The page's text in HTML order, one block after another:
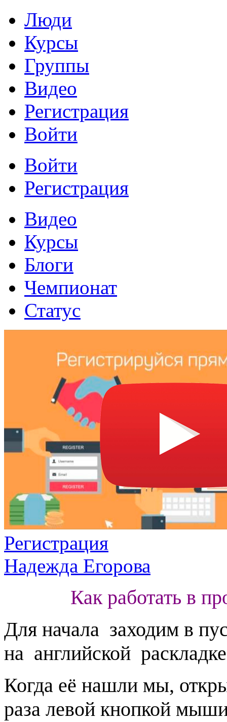
Люди
Курсы
Группы
Видео
Регистрация
Войти
Войти
Регистрация
Видео
Курсы
Блоги
Чемпионат
Статус
Регистрация
Надежда Егорова
Как работать в
Для начала заходим в
на английской
Когда её нашли мы,
раза левой кнопкой